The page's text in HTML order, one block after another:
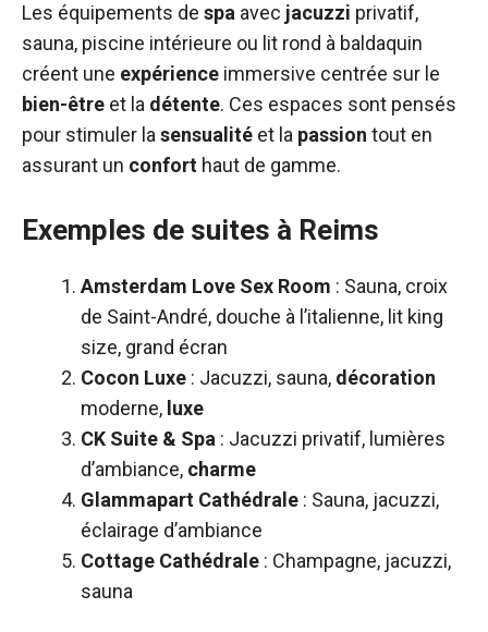
Les équipements de spa avec jacuzzi privatif,
sauna, piscine intérieure ou lit rond à baldaquin
créent une expérience immersive centrée sur le
bien-être et la détente. Ces espaces sont pensés
pour stimuler la sensualité et la passion tout en
assurant un confort haut de gamme.
Exemples de suites à Reims
Amsterdam Love Sex Room : Sauna, croix
de Saint-André, douche à l’italienne, lit king
size, grand écran
Cocon Luxe : Jacuzzi, sauna, décoration
moderne, luxe
CK Suite & Spa : Jacuzzi privatif, lumières
d’ambiance, charme
Glammapart Cathédrale : Sauna, jacuzzi,
éclairage d’ambiance
Cottage Cathédrale : Champagne, jacuzzi,
sauna